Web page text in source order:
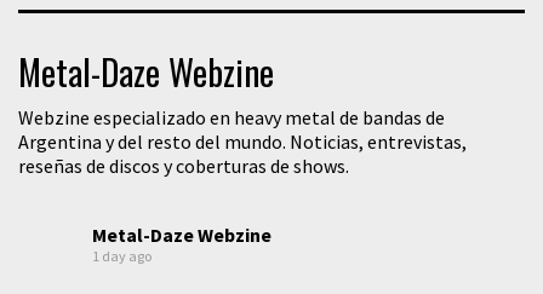
Metal-Daze Webzine
Webzine especializado en heavy metal de bandas de
Argentina y del resto del mundo. Noticias, entrevistas,
reseñas de discos y coberturas de shows.
Metal-Daze Webzine
1 day ago